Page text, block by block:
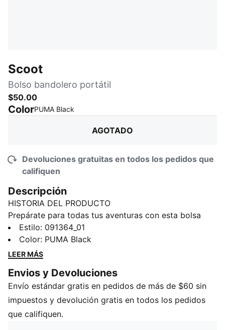
Scoot
Bolso bandolero portátil
$50.00
ColorPUMA Black
AGOTADO
Devoluciones gratuitas en todos los pedidos que
califiquen
Descripción
HISTORIA DEL PRODUCTO
Prepárate para todas tus aventuras con esta bolsa
SCOOT x PUMA HOOPS Con un compartimento
principal con cierre, bolsillo frontal y una correa de
hombro ajustable, es tu compañera perfecta. Siéntete
estilo con el estampado integral y los detalles PUMA y
Scoot en negro mate.
CARACTERÍSTICAS Y BENEFICIOS
Producto fabricado con al menos un 50% de
Estilo: 091364_01
Color: PUMA Black
LEER MÁS
Envios y Devoluciones
Envío estándar gratis en pedidos de más de $60 sin
impuestos y devolución gratis en todos los pedidos
que califiquen.